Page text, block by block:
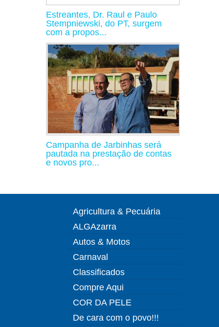
Estreantes, Dr. Raul e Paulo
Stempniewski, do PT, surgem
com a propos...
Campanha de Jarbinhas será
pautada na prestação de contas
e novos pro...
Agricultura & Pecuária
ALGAzarra
Autos & Motos
Carnaval
Classificados
Compre Aqui
COR DA PELE
De cara com o povo!!!